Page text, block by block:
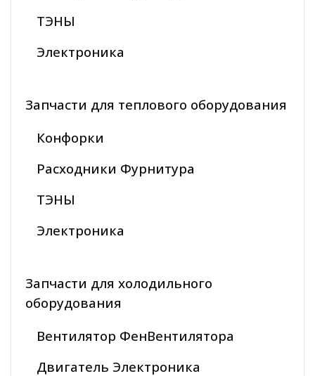
ТЭНЫ
Электроника
Запчасти для теплового оборудования
Конфорки
Расходники Фурнитура
ТЭНЫ
Электроника
Запчасти для холодильного
оборудования
Вентилятор ФенВентилятора
Двигатель Электроника